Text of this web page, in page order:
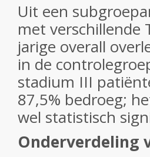
Uit een
met verschillende
jarige overall
in de
stadium III
87,5% bedroeg;
wel statistisch
Onderverdeling